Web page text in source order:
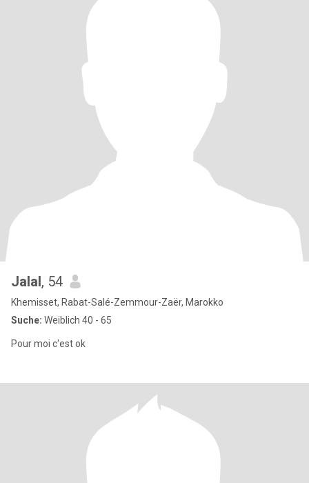
Jalal, 54
Khemisset, Rabat-Salé-Zemmour-Zaër, Marokko
Suche: Weiblich 40 - 65
Pour moi c'est ok